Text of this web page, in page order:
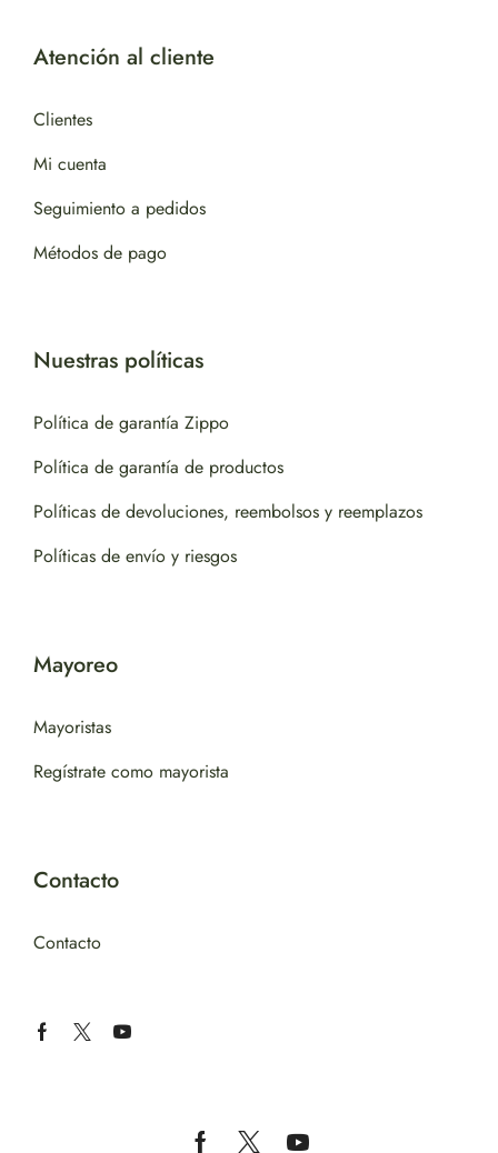
Atención al cliente
Clientes
Mi cuenta
Seguimiento a pedidos
Métodos de pago
Nuestras políticas
Política de garantía Zippo
Política de garantía de productos
Políticas de devoluciones, reembolsos y reemplazos
Políticas de envío y riesgos
Mayoreo
Mayoristas
Regístrate como mayorista
Contacto
Contacto